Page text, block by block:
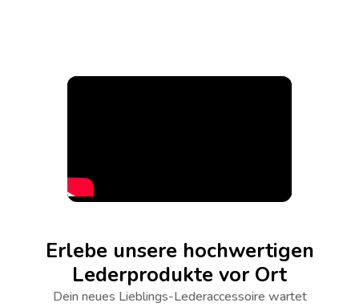
Erlebe unsere hochwertigen
Lederprodukte vor Ort
Dein neues Lieblings-Lederaccessoire wartet